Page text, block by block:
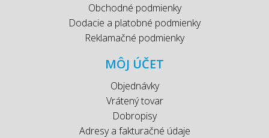
Obchodné podmienky
Dodacie a platobné podmienky
Reklamačné podmienky
MÔJ ÚČET
Objednávky
Vrátený tovar
Dobropisy
Adresy a fakturačné údaje